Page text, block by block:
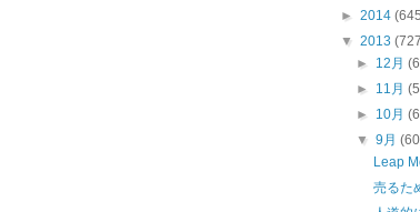
► 2014
▼ 2013
► 12月
► 11月
► 10月
▼9月
Leap
売るた